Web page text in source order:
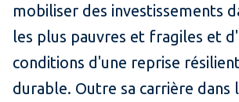
mobiliser des investissements
les plus pauvres et fragiles et
conditions d'une reprise
durable. Outre sa carrière dans